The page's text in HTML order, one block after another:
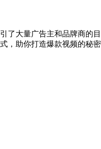
了大量广告主和品牌商的
，助你打造爆款视频的秘密